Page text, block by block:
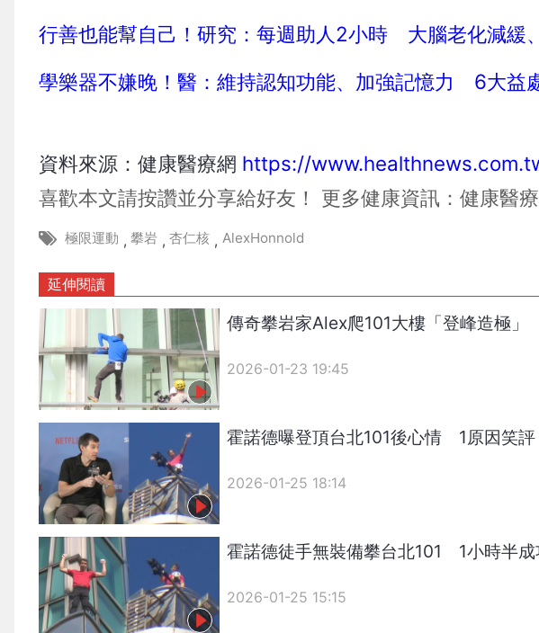
行善也能幫自己！研究：每週助人2小時 大腦老化減緩
學樂器不嫌晚！醫：維持認知功能、加強記憶力 6大益
資料來源：健康醫療網 https://
喜歡本文請按讚並分享給好友！
更多健康資訊：健康醫
極限運動 , 攀岩 , 杏仁核 , AlexHonnold
延伸閱讀
傳奇攀岩家Alex爬101大樓「登峰造極
2026-01-23 19:45
霍諾德曝登頂台北101後心情 1原因笑
2026-01-25 18:14
霍諾德徒手無裝備攀台北101 1小時半成
2026-01-25 15:15